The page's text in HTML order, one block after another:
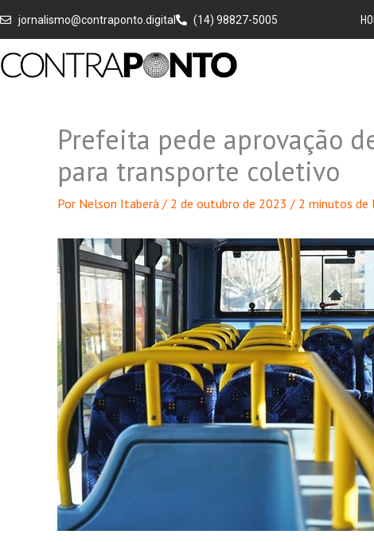
para
conteúdo
jornalismo@contraponto.digital (14) 98827-5005
Prefeita pede aprovação
para transporte coletivo
Por Nelson Itaberá / 2 de outubro de 2023 / 2 minutos de